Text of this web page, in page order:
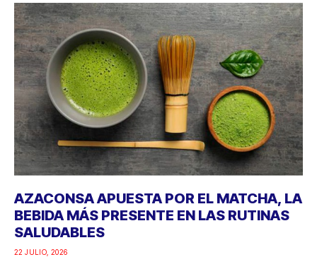
AZACONSA APUESTA POR EL MATCHA, LA
BEBIDA MÁS PRESENTE EN LAS RUTINAS
SALUDABLES
22 JULIO, 2026